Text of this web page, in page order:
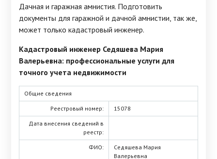
Дачная и гаражная амнистия. Подготовить
документы для гаражной и дачной амнистии, так же,
может только кадастровый инженер.
Кадастровый инженер Седяшева Мария
Валерьевна: профессиональные услуги для
точного учета недвижимости
Общие сведения
Реестровый номер: 15078
Дата внесения сведений в
реестр:
ФИО:
Седяшева Мария
Валерьевна